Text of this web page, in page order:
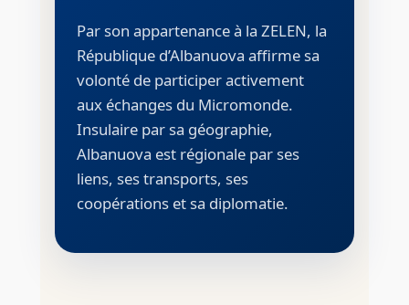
Par son appartenance à la ZELEN, la
République d’Albanuova affirme sa
volonté de participer activement
aux échanges du Micromonde.
Insulaire par sa géographie,
Albanuova est régionale par ses
liens, ses transports, ses
coopérations et sa diplomatie.